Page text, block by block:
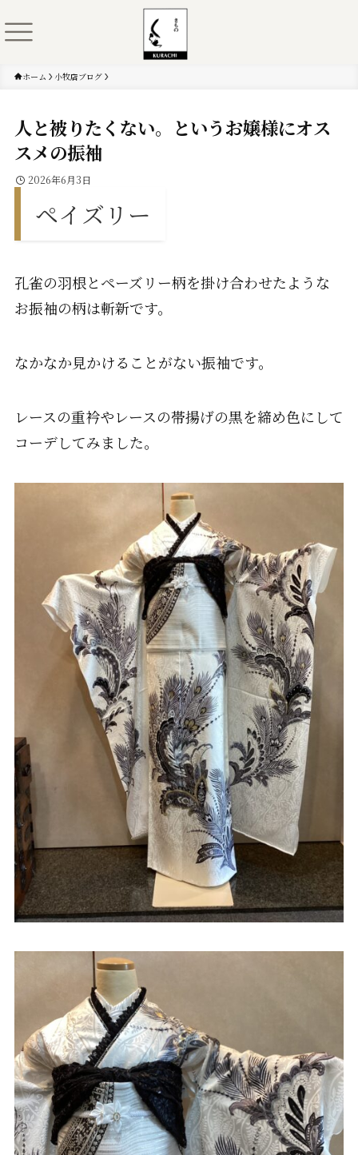
ホーム 小牧店ブログ
人と被りたくない。というお嬢様にオス
スメの振袖
2026年6月3日
ペイズリー
孔雀の羽根とペーズリー柄を掛け合わせたような
お振袖の柄は斬新です。
なかなか見かけることがない振袖です。
レースの重衿やレースの帯揚げの黒を締め色にして
コーデしてみました。